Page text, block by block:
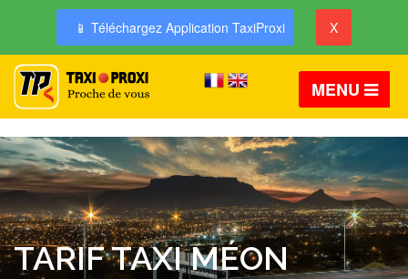
📱 Téléchargez Application TaxiProxi X
MENU
TARIF TAXI MÉON